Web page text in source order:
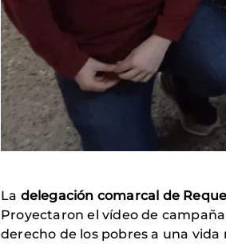
La delegación comarcal de
Proyectaron el vídeo de
derecho de los pobres a una vida